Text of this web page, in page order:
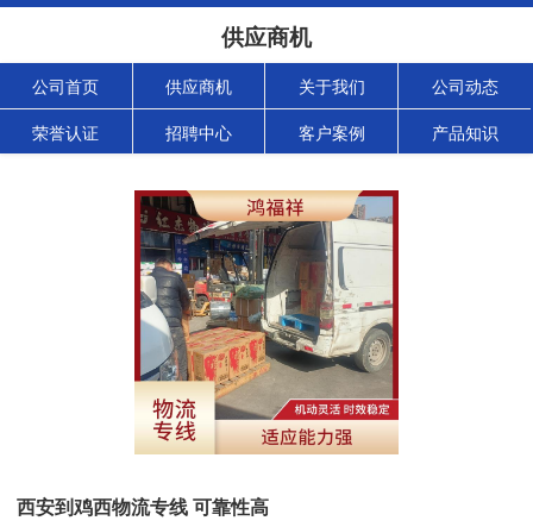
供应商机
公司首页 供应商机 关于我们 公司动态
荣誉认证 招聘中心 客户案例 产品知识
西安到鸡西物流专线 可靠性高